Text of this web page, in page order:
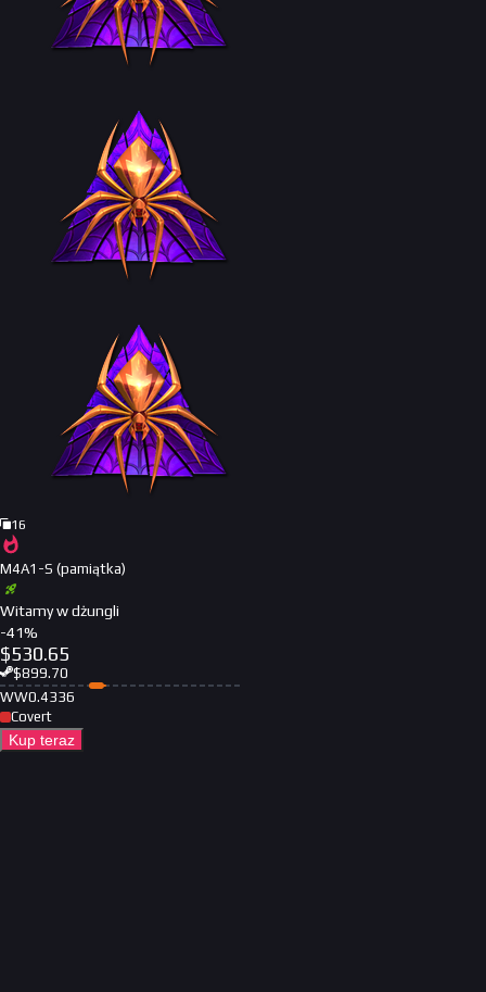
16
M4A1-S (pamiątka)
Witamy w dżungli
-41%
$530.65
$899.70
WW0.4336
Covert
Kup teraz